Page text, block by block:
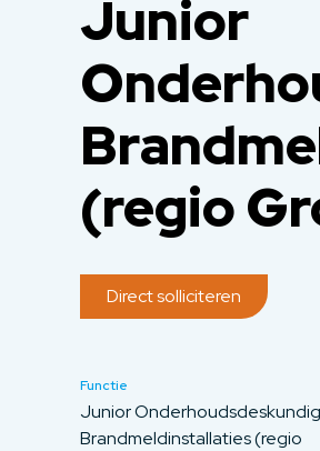
Junior
(regio
Direct solliciteren
Functie
Junior
Brandmeldinstallaties (regio